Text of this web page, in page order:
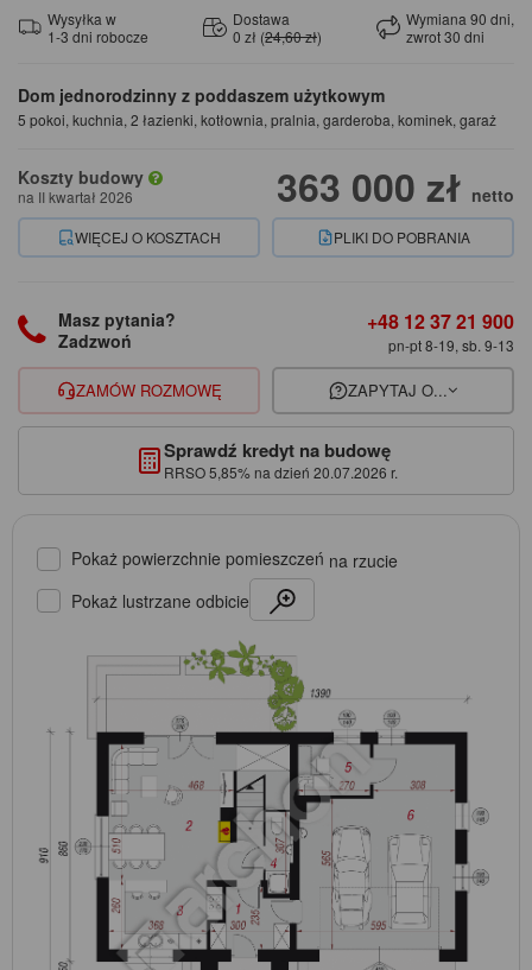
Dom jednorodzinny z poddaszem użytkowym
5 pokoi, kuchnia, 2 łazienki, kotłownia, pralnia, garderoba, kominek, garaż
Koszty budowy
na II kwartał 2026 363 000 zł netto
WIĘCEJ O KOSZTACH PLIKI DO POBRANIA
Wysyłka w
1-3 dni robocze
Dostawa
0 zł (24,60 zł)
Wymiana 90 dni,
zwrot 30 dni
Masz pytania?
Zadzwoń
+48 12 37 21 900
pn-pt 8-19, sb. 9-13
ZAMÓW ROZMOWĘ ZAPYTAJ O...
Sprawdź kredyt na budowę
RRSO 5,85% na dzień 20.07.2026 r.
Pokaż powierzchnie pomieszczeń na rzucie
Pokaż lustrzane odbicie